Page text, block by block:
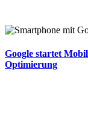
Google startet
Optimierung